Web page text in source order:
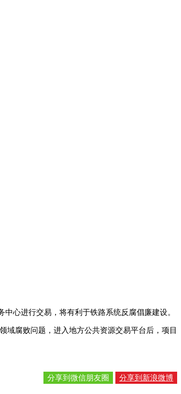
心进行交易，将有利于铁路系统反腐倡廉建设。
腐败问题，进入地方公共资源交易平台后，项目
分享到新浪微博
分享到微信朋友圈